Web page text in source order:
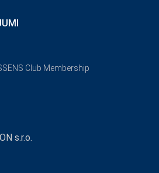
Club Membership
s.r.o.